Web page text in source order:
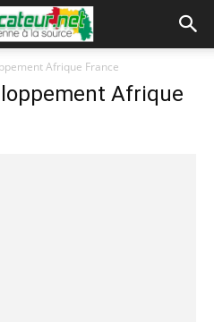
Afrique France
Afrique